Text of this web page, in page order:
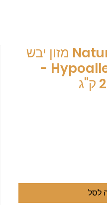
Natural Greatness מזון יבש
לכלבים Hypoallergenic -
לסל